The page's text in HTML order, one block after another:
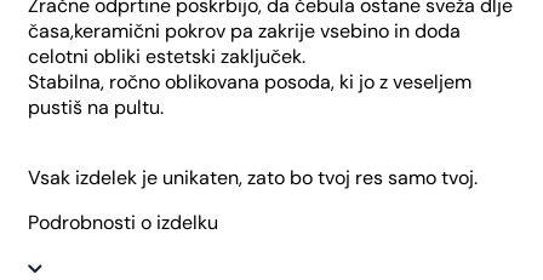
Zračne odprtine poskrbijo, da čebula ostane sveža dlje
časa,keramični pokrov pa zakrije vsebino in doda
celotni obliki estetski zaključek.
Stabilna, ročno oblikovana posoda, ki jo z veseljem
pustiš na pultu.
Vsak izdelek je unikaten, zato bo tvoj res samo tvoj.
Podrobnosti o izdelku